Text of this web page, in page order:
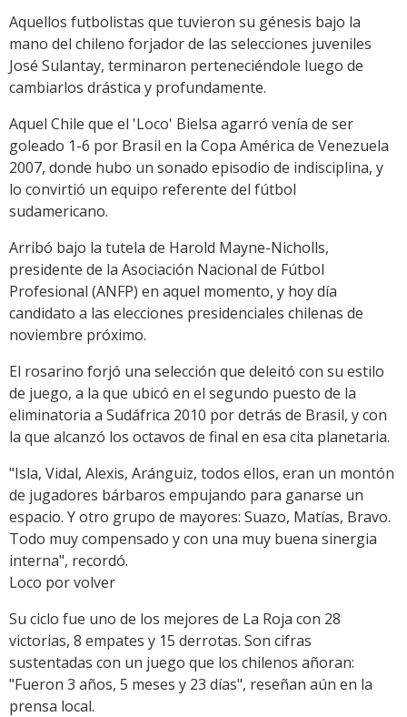
Aquellos futbolistas que tuvieron su génesis bajo la
mano del chileno forjador de las selecciones juveniles
José Sulantay, terminaron perteneciéndole luego de
cambiarlos drástica y profundamente.
Aquel Chile que el 'Loco' Bielsa agarró venía de ser
goleado 1-6 por Brasil en la Copa América de Venezuela
2007, donde hubo un sonado episodio de indisciplina, y
lo convirtió un equipo referente del fútbol
sudamericano.
Arribó bajo la tutela de Harold Mayne-Nicholls,
presidente de la Asociación Nacional de Fútbol
Profesional (ANFP) en aquel momento, y hoy día
candidato a las elecciones presidenciales chilenas de
noviembre próximo.
El rosarino forjó una selección que deleitó con su estilo
de juego, a la que ubicó en el segundo puesto de la
eliminatoria a Sudáfrica 2010 por detrás de Brasil, y con
la que alcanzó los octavos de final en esa cita planetaria.
"Isla, Vidal, Alexis, Aránguiz, todos ellos, eran un montón
de jugadores bárbaros empujando para ganarse un
espacio. Y otro grupo de mayores: Suazo, Matías, Bravo.
Todo muy compensado y con una muy buena sinergia
interna", recordó.
Loco por volver
Su ciclo fue uno de los mejores de La Roja con 28
victorias, 8 empates y 15 derrotas. Son cifras
sustentadas con un juego que los chilenos añoran:
"Fueron 3 años, 5 meses y 23 días", reseñan aún en la
prensa local.